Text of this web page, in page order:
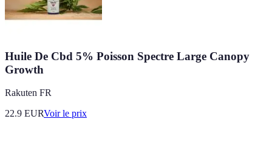
Huile De Cbd 5% Poisson Spectre Large Canopy
Growth
Rakuten FR
22.9 EURVoir le prix